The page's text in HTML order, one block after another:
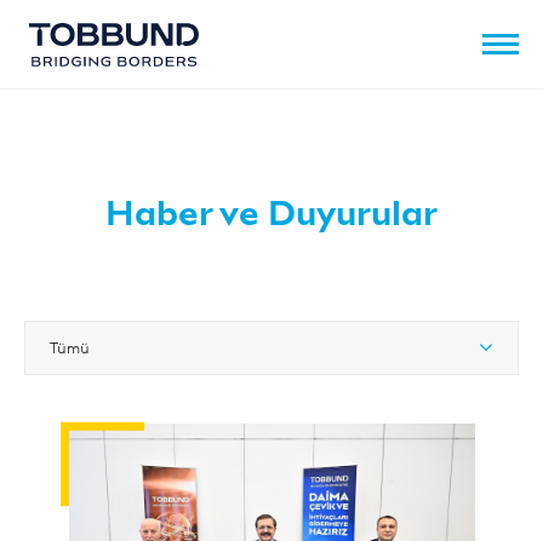
Haber ve Duyurular